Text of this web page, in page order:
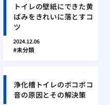
トイレの壁紙にできた黄
ばみをきれいに落とすコ
ツ
2024.12.06
未分類
浄化槽トイレのボコボコ
音の原因とその解決策